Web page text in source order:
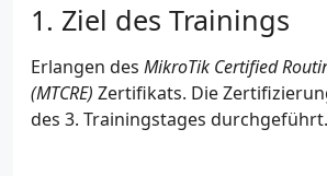
Ziel des Trainings
Erlangen des MikroTik Certified
(MTCRE) Zertifikats. Die
des 3. Trainingstages durchgeführt.